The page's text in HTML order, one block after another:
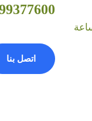
(962+)
اتصل بنا